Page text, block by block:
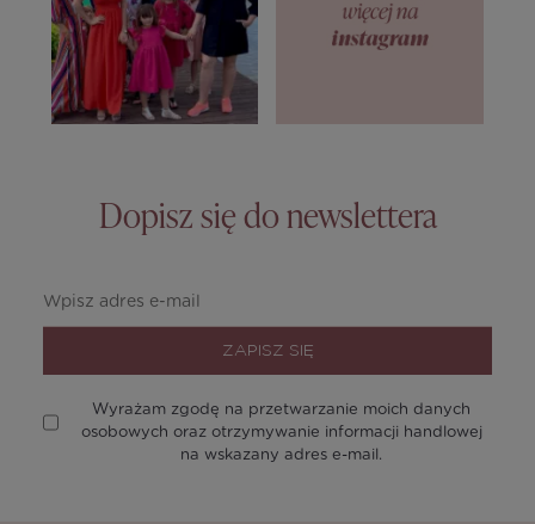
Dopisz się do newslettera
ZAPISZ SIĘ
Wyrażam zgodę na przetwarzanie moich danych
osobowych oraz otrzymywanie informacji handlowej
na wskazany adres e-mail.